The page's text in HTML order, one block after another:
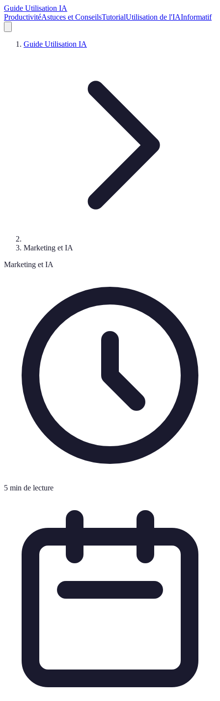
Guide Utilisation IA
ProductivitéAstuces et ConseilsTutorialUtilisation de l'IAInformatif
Guide Utilisation IA
Marketing et IA
Marketing et IA
5 min de lecture